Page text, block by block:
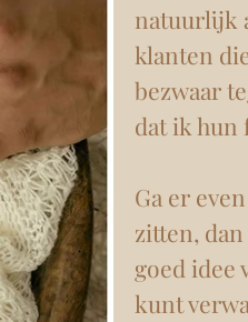
natuurlijk
klanten
bezwaar
dat ik hun
Ga er
zitten,
goed idee
kunt